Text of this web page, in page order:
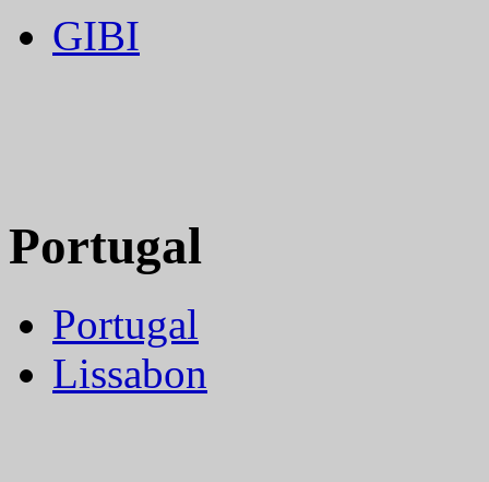
GIBI
Portugal
Portugal
Lissabon